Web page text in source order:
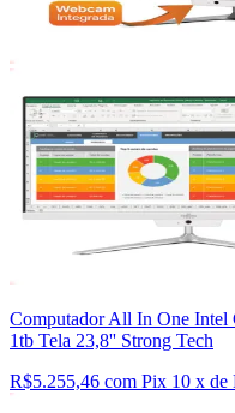
Computador All In One Intel
1tb Tela 23,8'' Strong Tech
R$5.255,46 com Pix 10 x de